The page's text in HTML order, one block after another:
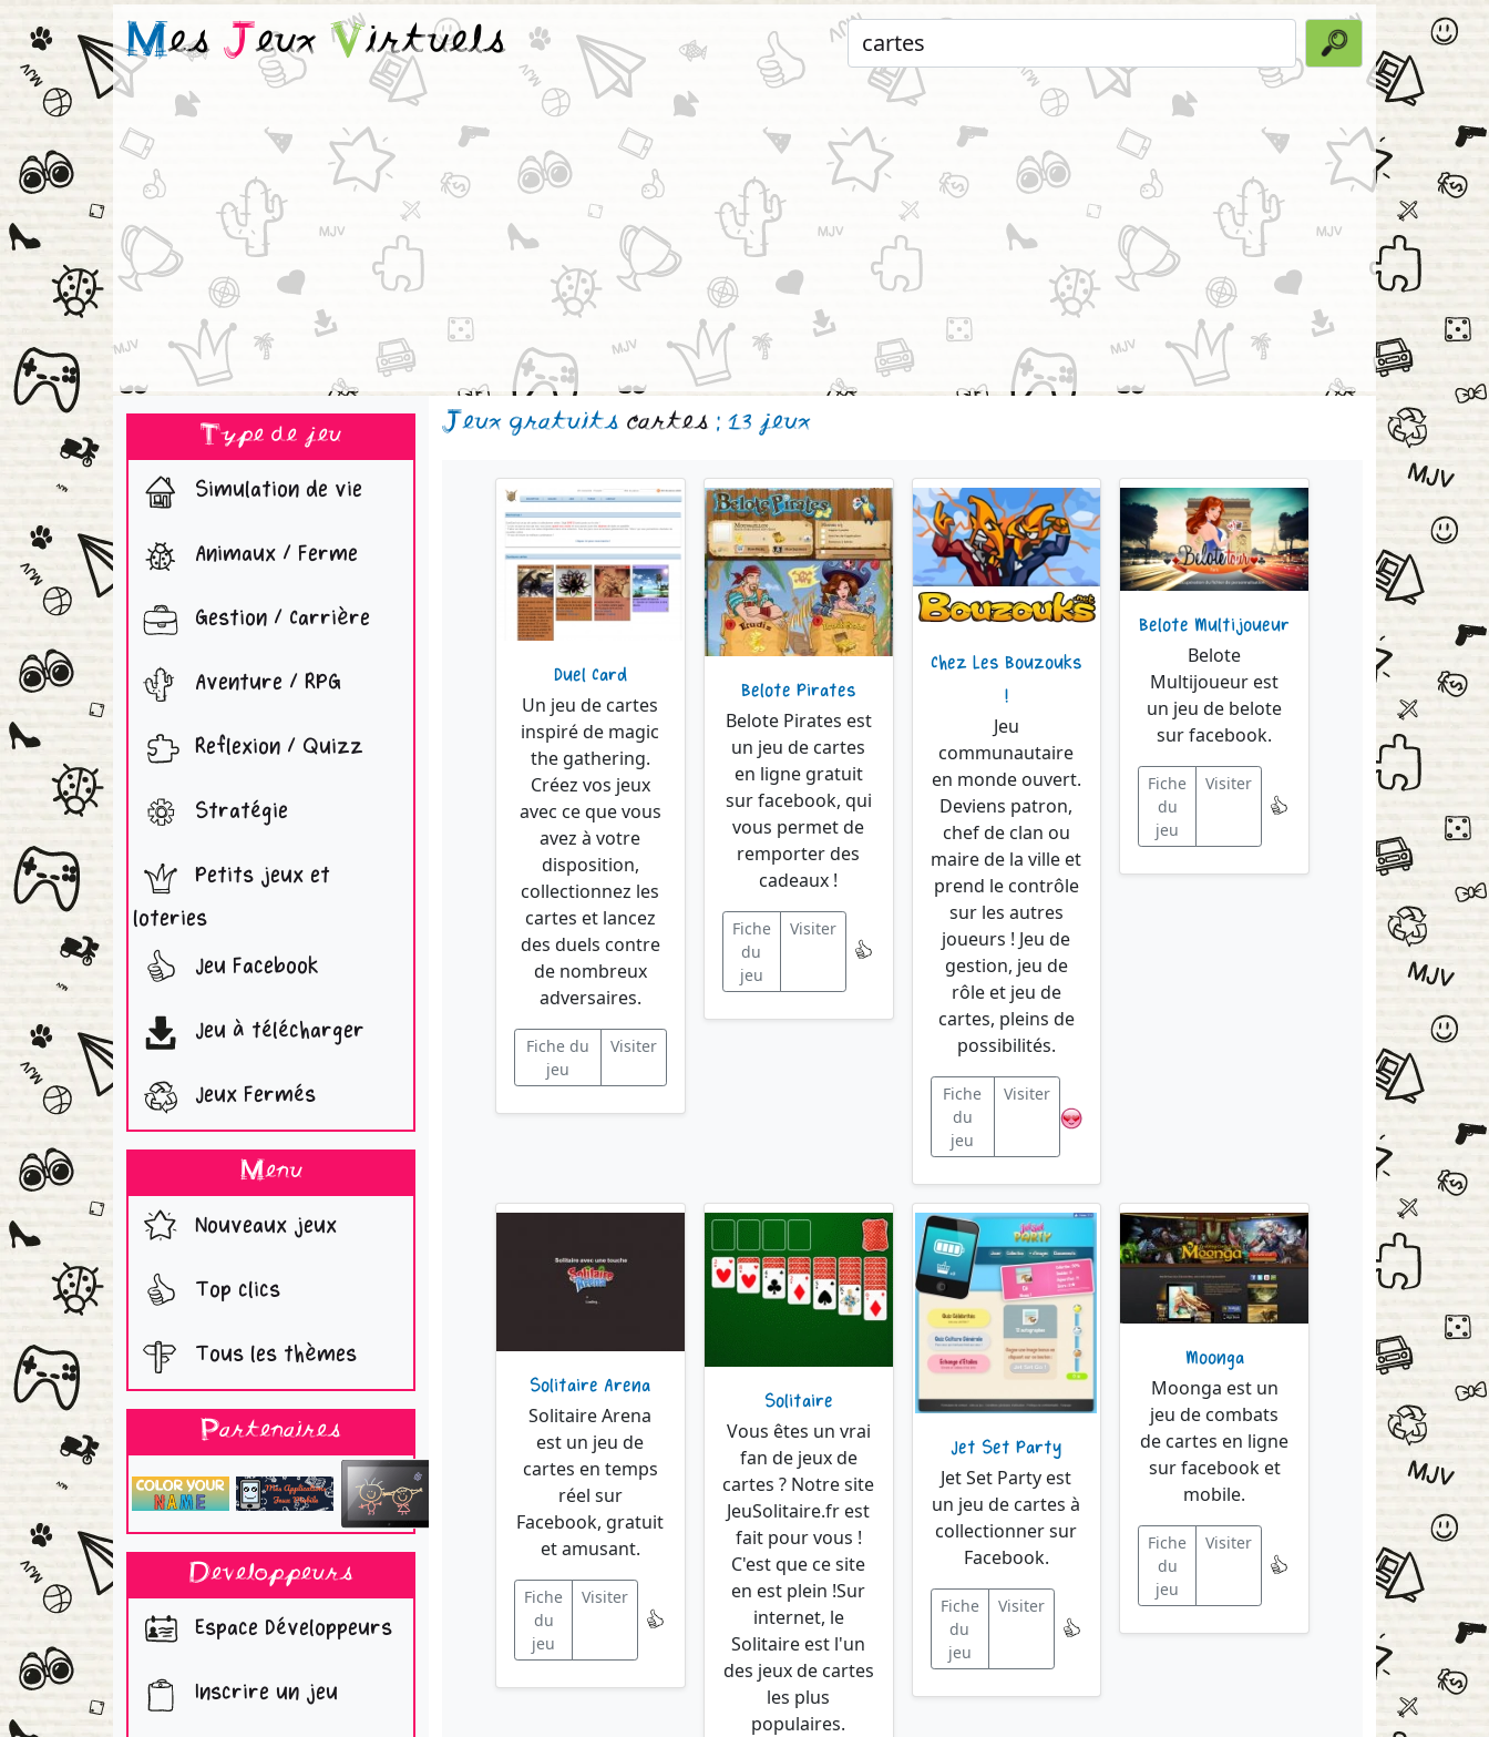
Mes Jeux Virtuels
Type de jeu
Simulation de vie
Animaux / Ferme
Gestion / Carrière
Aventure / RPG
Reflexion / Quizz
Stratégie
Petits jeux et
loteries
Jeu Facebook
Jeu à télécharger
Jeux Fermés
Menu
Nouveaux jeux
Top clics
Tous les thèmes
Partenaires
Developpeurs
Espace Développeurs
Inscrire un jeu
Jeux gratuits cartes : 13 jeux
Duel Card
Un jeu de cartes
inspiré de magic
the gathering.
Créez vos jeux
avec ce que vous
avez à votre
disposition,
collectionnez les
cartes et lancez
des duels contre
de nombreux
adversaires.
Fiche du
jeu
Visiter
Belote Pirates
Belote Pirates est
un jeu de cartes
en ligne gratuit
sur facebook, qui
vous permet de
remporter des
cadeaux !
Fiche
du
jeu
Visiter
Chez Les Bouzouks
!
Jeu
communautaire
en monde ouvert.
Deviens patron,
chef de clan ou
maire de la ville et
prend le contrôle
sur les autres
joueurs ! Jeu de
gestion, jeu de
rôle et jeu de
cartes, pleins de
possibilités.
Fiche
du
jeu
Visiter
Belote Multijoueur
Belote
Multijoueur est
un jeu de belote
sur facebook.
Fiche
du
jeu
Visiter
Solitaire Arena
Solitaire Arena
est un jeu de
cartes en temps
réel sur
Facebook, gratuit
et amusant.
Fiche
du
jeu
Visiter
Solitaire
Vous êtes un vrai
fan de jeux de
cartes ? Notre site
JeuSolitaire.fr est
fait pour vous !
C'est que ce site
en est plein !Sur
internet, le
Solitaire est l'un
des jeux de cartes
les plus
populaires.
Jet Set Party
Jet Set Party est
un jeu de cartes à
collectionner sur
Facebook.
Fiche
du
jeu
Visiter
Moonga
Moonga est un
jeu de combats
de cartes en ligne
sur facebook et
mobile.
Fiche
du
jeu
Visiter